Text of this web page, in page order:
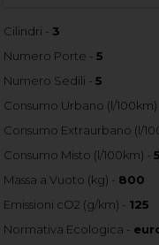
Cilindri - 3
Numero Porte -5
Numero Sedili -5
Consumo Urbano (l/
Consumo Extraurbano (l/
Consumo Misto (l/100km) -
Massa a Vuoto (kg) - 800
Emissioni cO2 (g/km) - 125
Normativa Ecologica -